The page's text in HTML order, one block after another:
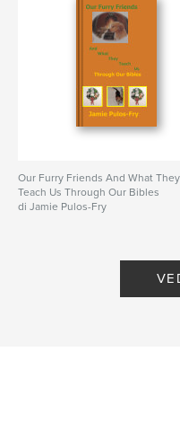
Our Furry Friends And What They
Teach Us Through Our Bibles
di Jamie Pulos-Fry